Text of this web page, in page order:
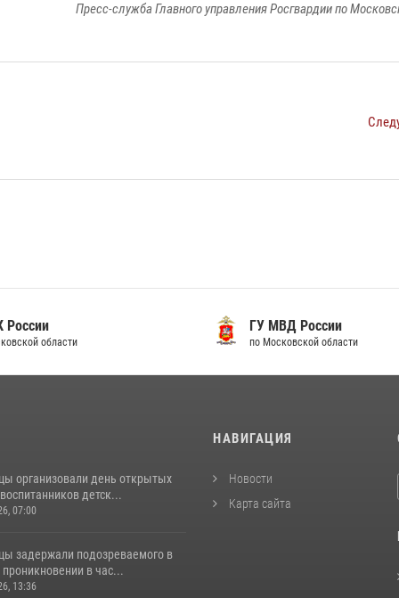
Пресс-служба Главного управления Росгвардии по
области
ГУ МВД России
по Московской области
организовали день открытых
детск...
07:00
задержали подозреваемого в
в час...
13:36
НАВИГАЦИЯ
Новости
Карта сайта